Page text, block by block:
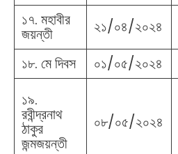
১৭. মহাবীর
জয়ন্তী ২১/০৪/২০২৪
১৮. মে দিবস
০১/০৫/২০২৪
১৯.
রবীন্দ্রনাথ
ঠাকুর
জন্মজয়ন্তী
০৮/০৫/২০২৪